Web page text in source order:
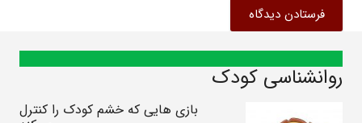
فرستادن دیدگاه
روانشناسی کودک
بازی هایی که خشم کودک را کنترل